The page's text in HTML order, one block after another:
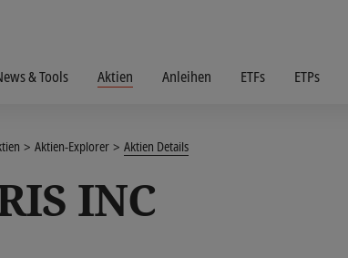
& Tools Aktien Anleihen ETFs ETPs
Aktien-Explorer Aktien Details
INC